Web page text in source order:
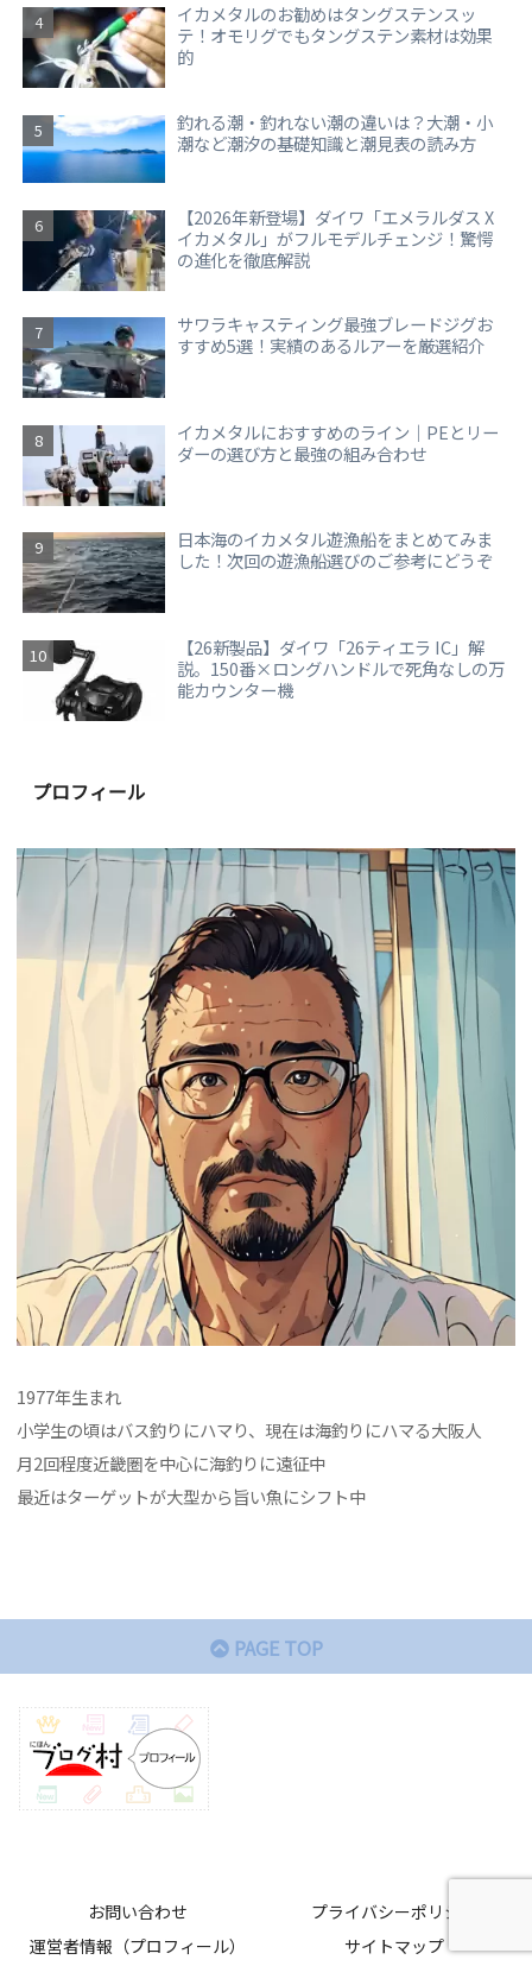
イカメタルのお勧めはタングステンスッ
テ！オモリグでもタングステン素材は効果
的
釣れる潮・釣れない潮の違いは？大潮・小
潮など潮汐の基礎知識と潮見表の読み方
【2026年新登場】ダイワ「エメラルダス X
イカメタル」がフルモデルチェンジ！驚愕
の進化を徹底解説
サワラキャスティング最強ブレードジグお
すすめ5選！実績のあるルアーを厳選紹介
イカメタルにおすすめのライン｜PEとリー
ダーの選び方と最強の組み合わせ
日本海のイカメタル遊漁船をまとめてみま
した！次回の遊漁船選びのご参考にどうぞ
【26新製品】ダイワ「26ティエラ IC」解
説。150番×ロングハンドルで死角なしの万
能カウンター機
プロフィール
1977年生まれ
小学生の頃はバス釣りにハマり、現在は海釣りにハマる大阪人
月2回程度近畿圏を中心に海釣りに遠征中
最近はターゲットが大型から旨い魚にシフト中
PAGE TOP
お問い合わせ
プライバシーポリシー
運営者情報（プロフィール）
サイトマップ